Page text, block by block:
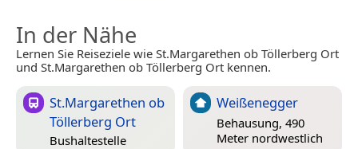
In der Nähe
Lernen Sie Reiseziele wie St.Margarethen ob Töllerberg Ort
und St.Margarethen ob Töllerberg Ort kennen.
St.Margarethen ob
Töllerberg Ort
Bushaltestelle
Weißenegger
Behausung, 490
Meter nordwestlich